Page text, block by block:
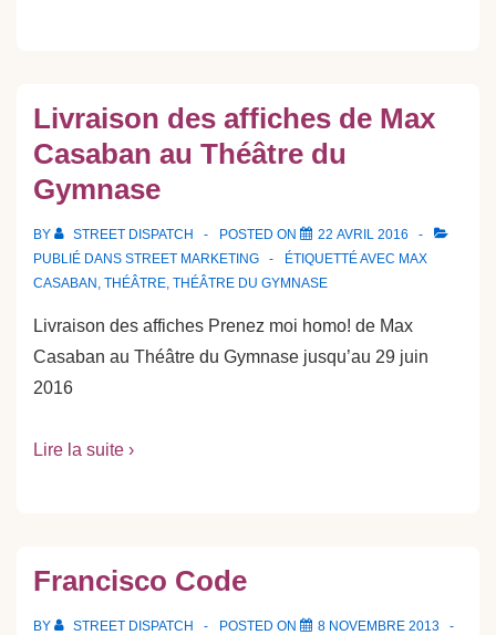
Livraison des affiches de Max
Casaban au Théâtre du
Gymnase
BY STREET DISPATCH POSTED ON
22 AVRIL 2016
PUBLIÉ DANS STREET MARKETING ÉTIQUETTÉ AVEC MAX
CASABAN , THÉÂTRE, THÉÂTRE DU GYMNASE
Livraison des affiches Prenez moi homo! de Max
Casaban au Théâtre du Gymnase jusqu’au 29 juin
2016
Lire la suite ›
Francisco Code
BY STREET DISPATCH POSTED ON
8 NOVEMBRE 2013